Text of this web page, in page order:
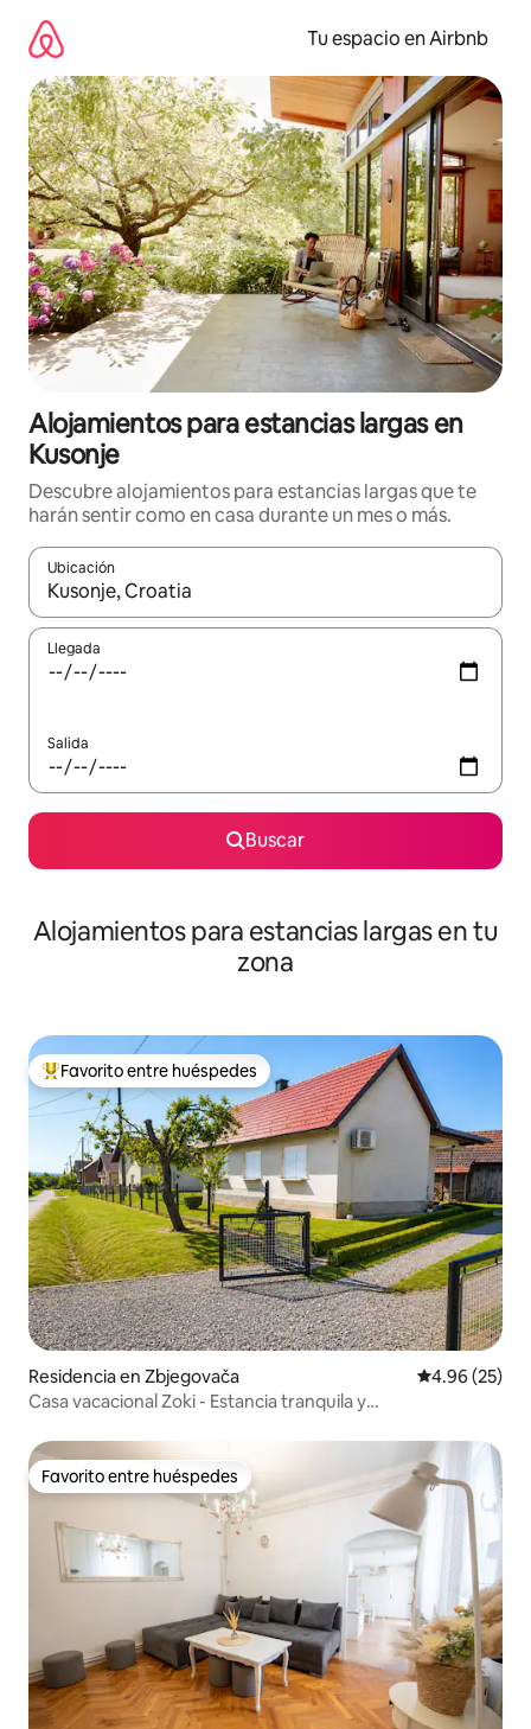
contenido
Tu espacio en Airbnb
Alojamientos para estancias largas en
Kusonje
Descubre alojamientos para estancias largas que te
harán sentir como en casa durante un mes o más.
Ubicación
Cuando los resultados estén disponibles, podrás navegar
Llegada
Salida
Buscar
Alojamientos para estancias largas en tu
zona
De los mejores en Favorito entre huéspedes
Favorito entre huéspedes
Residencia en Zbjegovača Calificación
4.96 (25)
Casa vacacional Zoki - Estancia tranquila y
Favorito entre huéspedes
Favorito entre huéspedes